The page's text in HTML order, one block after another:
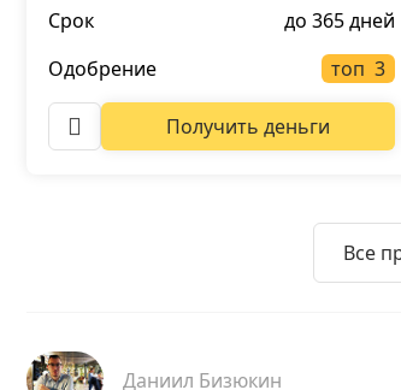
Срок
до 365 дней
Одобрение
топ
Получить деньги
Все
Даниил Бизюкин